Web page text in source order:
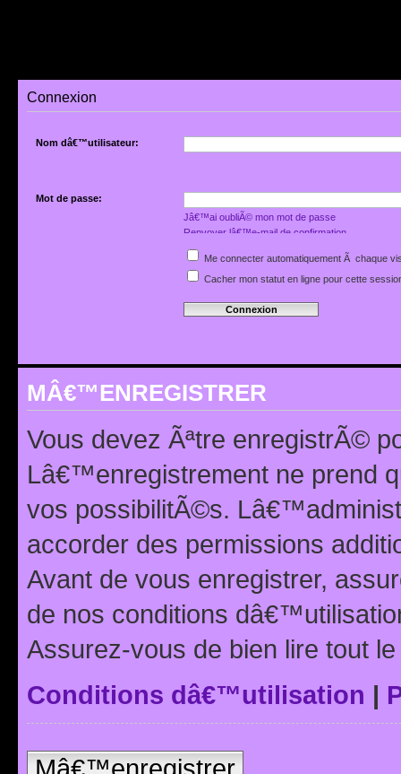
Connexion
Nom dâ€™utilisateur:
Mot de passe:
Jâ€™ai oubliÃ© mon mot de passe
Renvoyer lâ€™e-mail de confirmation
Me connecter automatiquement Ã chaque
Cacher mon statut en ligne pour cette
MÂ€™ENREGISTRER
Vous devez Ãªtre enregistrÃ©
Lâ€™enregistrement ne prend
vos possibilitÃ©s.
accorder des permissions
Avant de vous enregistrer,
de nos conditions
Assurez-vous de bien lire tout
Conditions dâ€™utilisation |
Mâ€™enregistrer